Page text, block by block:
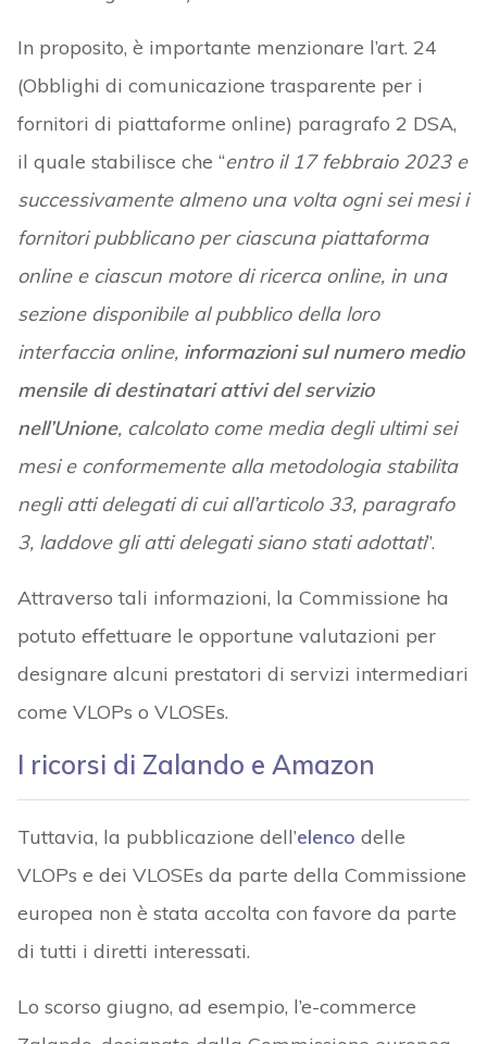
In proposito, è importante menzionare l’art. 24
(Obblighi di comunicazione trasparente per i
fornitori di piattaforme online) paragrafo 2 DSA,
il quale stabilisce che “entro il 17 febbraio 2023 e
successivamente almeno una volta ogni sei mesi i
fornitori pubblicano per ciascuna piattaforma
online e ciascun motore di ricerca online, in una
sezione disponibile al pubblico della loro
interfaccia online, informazioni sul numero medio
mensile di destinatari attivi del servizio
nell’Unione, calcolato come media degli ultimi sei
mesi e conformemente alla metodologia stabilita
negli atti delegati di cui all’articolo 33, paragrafo
3, laddove gli atti delegati siano stati adottati”.
Attraverso tali informazioni, la Commissione ha
potuto effettuare le opportune valutazioni per
designare alcuni prestatori di servizi intermediari
come VLOPs o VLOSEs.
I ricorsi di Zalando e Amazon
Tuttavia, la pubblicazione dell’elenco delle
VLOPs e dei VLOSEs da parte della Commissione
europea non è stata accolta con favore da parte
di tutti i diretti interessati.
Lo scorso giugno, ad esempio, l’e-commerce